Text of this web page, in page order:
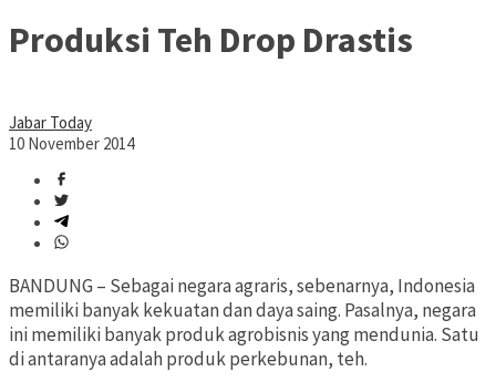
Produksi Teh Drop Drastis
Jabar Today
10 November 2014
BANDUNG – Sebagai negara agraris, sebenarnya, Indonesia
memiliki banyak kekuatan dan daya saing. Pasalnya, negara
ini memiliki banyak produk agrobisnis yang mendunia. Satu
di antaranya adalah produk perkebunan, teh.